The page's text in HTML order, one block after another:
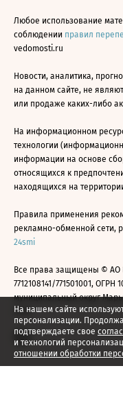
На нашем сайте
персонализации.
подтверждаете свое
и технологий
отношении обработки
Любое использование
соблюдении правил
vedomosti.ru
Новости, аналитика,
на данном сайте, не
или продаже каких-либо
На информационном
технологии
информации на основе
относящихся к
находящихся на
Правила применения
рекламно-обменной сети,
24smi
Все права защищены ©
7712108141/771501001, ОГРН
муниципальный округ
2026